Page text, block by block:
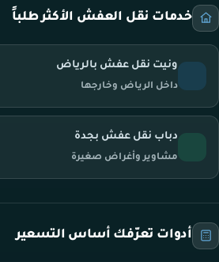
خدمات نقل العفش الأكثر طلباً
ونيت نقل عفش بالرياض
داخل الرياض وخارجها
دباب نقل عفش بجدة
مشاوير وأغراض صغيرة
أدوات تعرّفك أساس التسعير